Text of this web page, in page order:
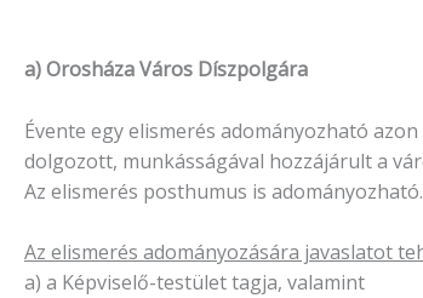
a) Orosháza Város Díszpolgára
Évente egy elismerés adományozható
dolgozott, munkásságával hozzájárult a
Az elismerés posthumus is adományozható.
Az elismerés adományozására javaslatot
a) a Képviselő-testület tagja, valamint